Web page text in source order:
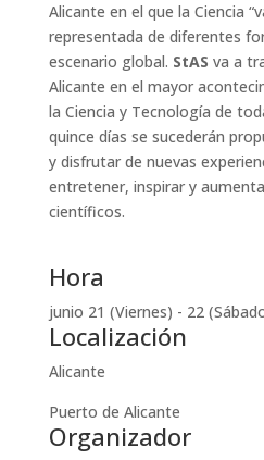
Alicante en el que la Ciencia
representada de diferentes
escenario global. StAS va a
Alicante en el mayor
la Ciencia y Tecnología de
quince días se sucederán
y disfrutar de nuevas
entretener, inspirar y
científicos.
Hora
junio 21 (Viernes) - 22
Localización
Alicante
Puerto de Alicante
Organizador